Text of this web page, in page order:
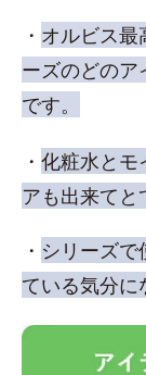
・ オルビス最
ーズのどのア
です。
・ 化粧水とモ
アも出来てと
・ シリーズで
ている気分に